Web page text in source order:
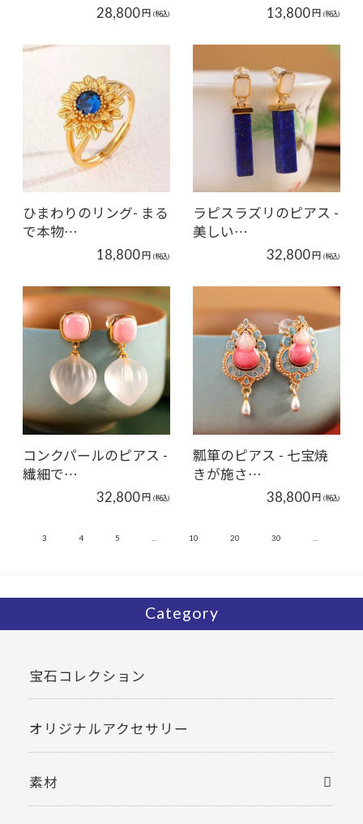
28,800円 (税込)
13,800円 (税込)
ひまわりのリング- まる
で本物…
18,800円 (税込)
ラピスラズリのピアス -
美しい…
32,800円 (税込)
コンクパールのピアス -
繊細で…
32,800円 (税込)
瓢箪のピアス - 七宝焼
きが施さ…
38,800円 (税込)
3 4 5 10 20 30
Category
宝石コレクション
オリジナルアクセサリー
素材